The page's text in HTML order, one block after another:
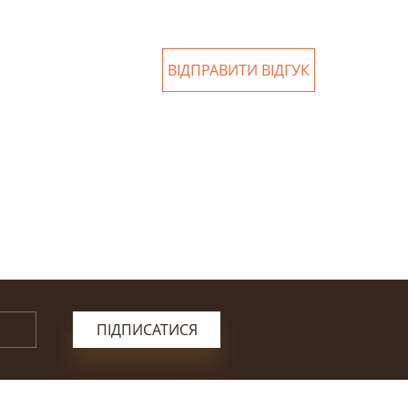
ВІДПРАВИТИ ВІДГУК
ПІДПИСАТИСЯ